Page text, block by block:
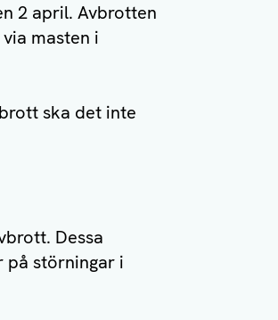
2 april. Avbrotten
masten i
ska det inte
Dessa
störningar i